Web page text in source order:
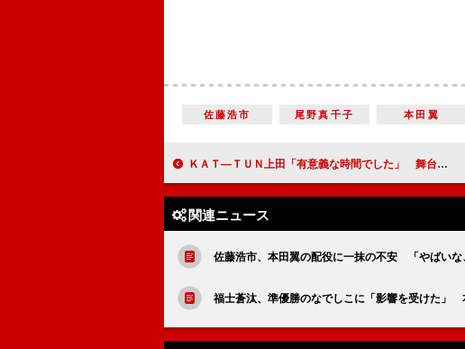
佐藤浩市 尾野真千子 本田翼
ＫＡＴ―ＴＵＮ上田「有意義な時間でした」 舞台で中村獅童、前田敦子らと共演
関連ニュース
佐藤浩市、本田翼の配役に一抹の不安 「やばいな
福士蒼汰、準優勝のなでしこに「影響を受けた」